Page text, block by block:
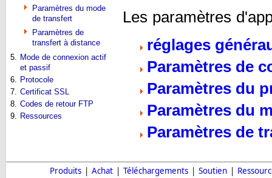
Paramètres du mode
de transfert
Paramètres de
transfert à distance
5.
Mode de connexion actif
et passif
6.
Protocole
7. Certificat SSL
8. Codes de retour FTP
9.
Ressources
Les paramètres
réglages
Paramètres de
Paramètres du
Paramètres du
Paramètres de
Produits | Achat | Téléchargements | Soutien |